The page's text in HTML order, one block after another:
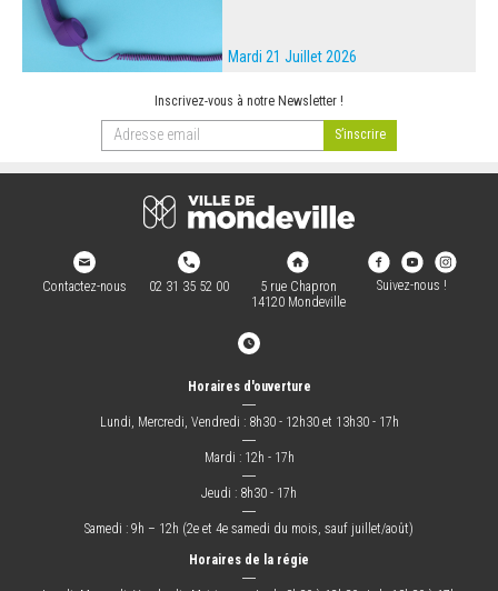
Mardi 21 Juillet 2026
Inscrivez-vous à notre Newsletter !
Contactez-nous 02 31 35 52 00
5 rue Chapron
14120 Mondeville
Suivez-nous !
Horaires d'ouverture
―
Lundi, Mercredi, Vendredi : 8h30 - 12h30 et 13h30 - 17h
―
Mardi : 12h - 17h
―
Jeudi : 8h30 - 17h
―
Samedi : 9h – 12h (2e et 4e samedi du mois, sauf juillet/août)
Horaires de la régie
―